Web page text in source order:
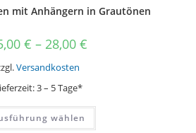
mit Anhängern in Grautönen
€ – 28,00 €
Versandkosten
3 – 5 Tage*
wählen
Dieses
weist